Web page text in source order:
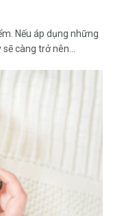
Nếu áp dụng những
càng trở nên...